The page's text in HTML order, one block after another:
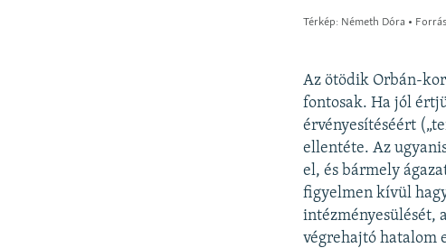
Az ötödik Orbán-
fontosak. Ha jól
érvényesítéséért
ellentéte. Az
el, és bármely
figyelmen kívül
intézményesülését,
végrehajtó hatalom